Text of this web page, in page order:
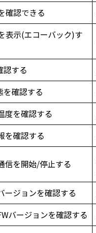
確認できる
表示(エコーバック)す
認する
を確認する
度を確認する
を確認する
信を開始/停止する
ージョンを確認する
バージョンを確認する